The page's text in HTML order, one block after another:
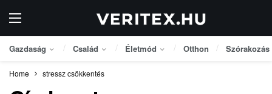
Gazdaság Család Életmód Otthon Szórakozás
Home stressz csökkentés